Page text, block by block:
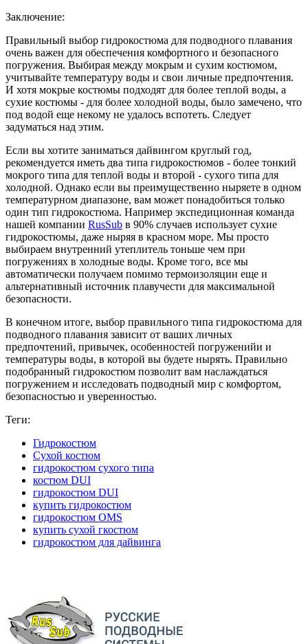
Заключение:
Правильный выбор гидрокостюма для подводного плавания
очень важен для обеспечения комфортного и безопасного
погружения. Выбирая между мокрым и сухим костюмом,
учитывайте температуру воды и свои личные предпочтения.
И хотя мокрые костюмы подходят для более теплой воды, а
сухие костюмы - для более холодной воды, было замечено, что
под водой еще некому не удалось вспотеть. Следует
задуматься над этим.
Если вы хотите заниматься дайвингом круглый год,
рекомендуется иметь два типа гидрокостюмов - более тонкий
мокрого типа для теплой воды и второй - сухого типа для
холодной. Однако если вы преимущественно ныряете в одном
температурном диапазоне, вам может понадобиться только
один тип гидрокостюма. Например экспедиционная команда
нашей компании RusSub в 90% случаев использует сухие
гидрокостюмы, даже ныряя в красном море. Мы просто
выбираем внутренний утеплитель тоньше чем при
погружениях в холодные воды. Кроме того, все мы
автоматически получаем помимо термоизоляции еще и
альтернативный источник плавучести для максимальной
безопасности.
В конечном итоге, выбор правильного типа гидрокостюма для
подводного плавания зависит от ваших личных
предпочтений, привычек, особенностей погруженийи и
температуры воды, в которой вы будете нырять. Правильно
подобранный гидрокостюм позволит вам наслаждаться
погружением и исследовать подводный мир с комфортом,
безопасностью и уверенностью.
Теги:
Гидрокостюм
Сухой костюм
гидрокостюм сухого типа
костюм DUI
гидрокостюм DUI
купить гидрокостюм
гидрокостюм OMS
купить сухой гкостюм
гидрокостюм для дайвинга